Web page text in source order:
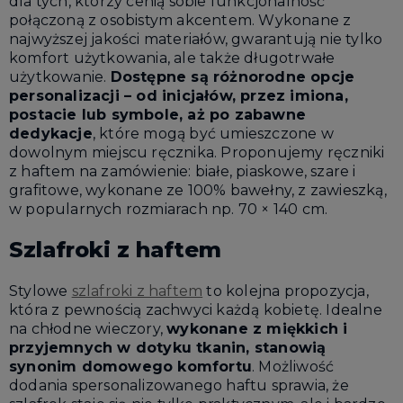
połączoną z osobistym akcentem. Wykonane z
najwyższej jakości materiałów, gwarantują nie tylko
komfort użytkowania, ale także długotrwałe
użytkowanie. Dostępne są różnorodne opcje
personalizacji – od inicjałów, przez imiona,
postacie lub symbole, aż po zabawne
dedykacje, które mogą być umieszczone w
dowolnym miejscu ręcznika. Proponujemy ręczniki
z haftem na zamówienie: białe, piaskowe, szare i
grafitowe, wykonane ze 100% bawełny, z zawieszką,
w popularnych rozmiarach np. 70 × 140 cm.
Szlafroki z haftem
Stylowe szlafroki z haftem to kolejna propozycja,
która z pewnością zachwyci każdą kobietę. Idealne
na chłodne wieczory,wykonane z miękkich i
przyjemnych w dotyku tkanin, stanowią
synonim domowego komfortu. Możliwość
dodania spersonalizowanego haftu sprawia, że